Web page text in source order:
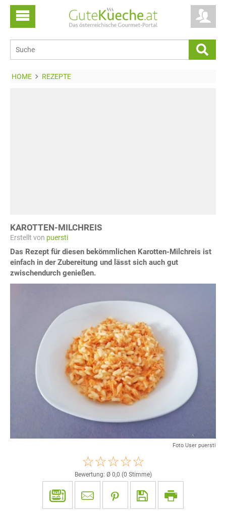
HOME REZEPTE
KAROTTEN-MILCHREIS
Erstellt von puersti
Das Rezept für diesen bekömmlichen Karotten-Milchreis ist
einfach in der Zubereitung und lässt sich auch gut
zwischendurch genießen.
Foto User puersti
Bewertung: Ø 0,0 (0 Stimme)